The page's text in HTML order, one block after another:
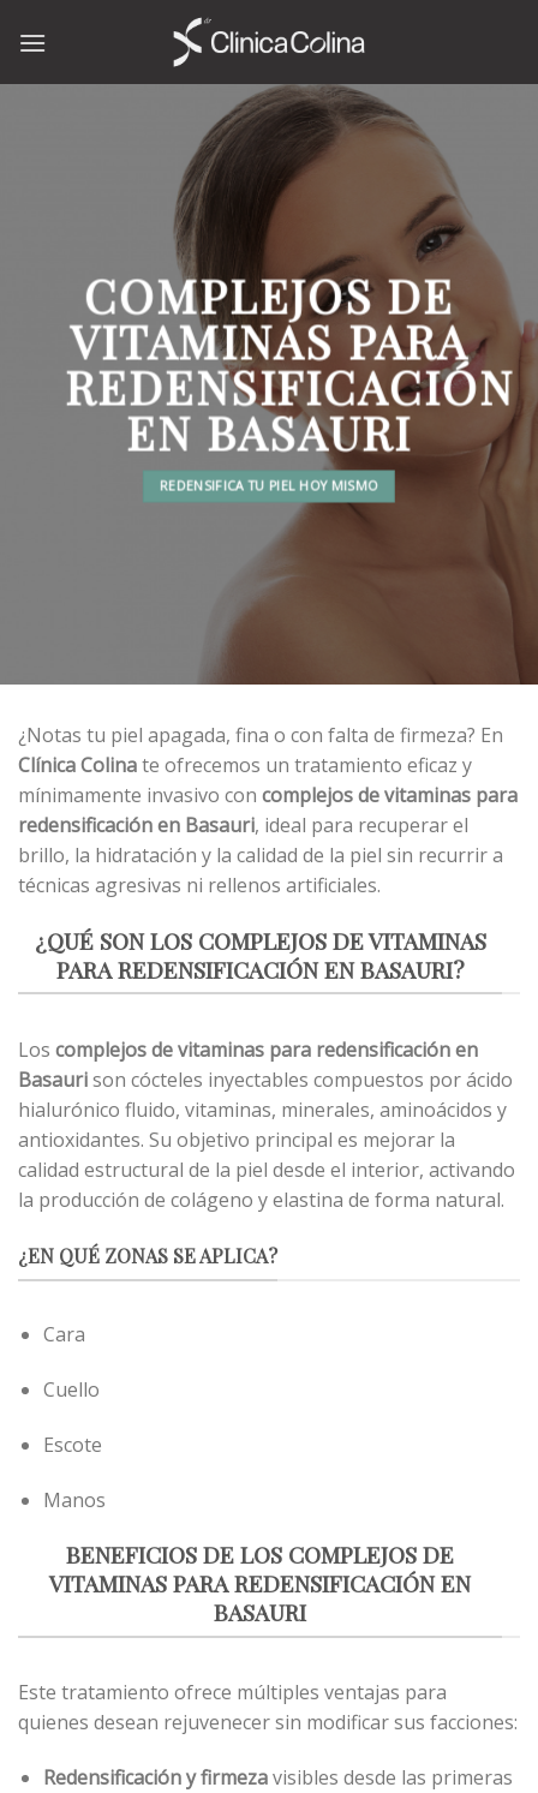
COMPLEJOS DE
VITAMINAS PARA
REDENSIFICACIÓN
EN BASAURI
REDENSIFICA TU PIEL HOY MISMO
¿Notas tu piel apagada, fina o con falta de firmeza? En
Clínica Colinate ofrecemos un tratamiento eficaz y
mínimamente invasivo con complejos de vitaminas para
redensificación en Basauri, ideal para recuperar el
brillo, la hidratación y la calidad de la piel sin recurrir a
técnicas agresivas ni rellenos artificiales.
¿QUÉ SON LOS COMPLEJOS DE VITAMINAS
PARA REDENSIFICACIÓN EN BASAURI?
Los complejos de vitaminas para redensificación en
Basaurison cócteles inyectables compuestos por ácido
hialurónico fluido, vitaminas, minerales, aminoácidos y
antioxidantes. Su objetivo principal es mejorar la
calidad estructural de la piel desde el interior, activando
la producción de colágeno y elastina de forma natural.
¿EN QUÉ ZONAS SE APLICA?
Cara
Cuello
Escote
Manos
BENEFICIOS DE LOS COMPLEJOS DE
VITAMINAS PARA REDENSIFICACIÓN EN
BASAURI
Este tratamiento ofrece múltiples ventajas para
quienes desean rejuvenecer sin modificar sus facciones:
Redensificación y firmezavisibles desde las primeras